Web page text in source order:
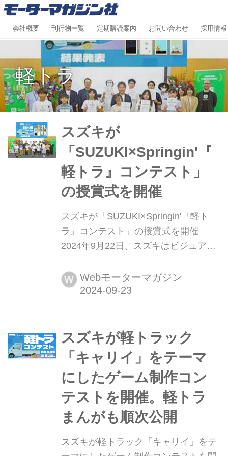
会社概要 刊行物一覧 定期購読案内 お問い合わせ 採用情報
軽トラ
スズキが
「SUZUKI×Springin'『
軽トラ』コンテスト」
の授賞式を開催
スズキが「SUZUKI×Springin'『軽ト
ラ』コンテスト」の授賞式を開催
2024年9月22日、スズキはビジュアル
ン」を運営する(株)しくみデザインと
共同で実施した
W Webモーターマガジン
スズキが軽トラック
「キャリイ」をテーマ
にしたゲーム制作コン
テストを開催。軽トラ
まんがも順次公開
スズキが軽トラック「キャリイ」をテ